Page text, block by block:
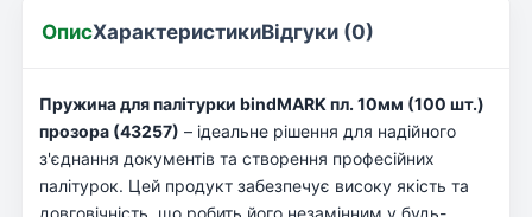
ОписХарактеристикиВідгуки (0)
Пружина для палітурки bindMARK пл. 10мм (100 шт.)
прозора (43257) – ідеальне рішення для надійного
з'єднання документів та створення професійних
палітурок. Цей продукт забезпечує високу якість та
довговічність, що робить його незамінним у будь-